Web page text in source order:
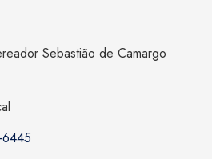
Sebastião de Camargo